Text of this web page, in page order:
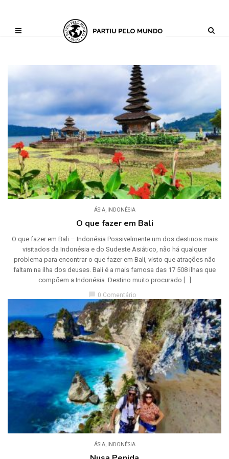
('AI_CONTENT_MARKER_NO_GET_SIDEBAR', true);
ÁSIA, INDONÉSIA
O que fazer em Bali
O que fazer em Bali – Indonésia Possivelmente um dos destinos mais
visitados da Indonésia e do Sudeste Asiático, não há qualquer
problema para encontrar o que fazer em Bali, visto que atrações não
faltam na ilha dos deuses. Bali é a mais famosa das 17 508 ilhas que
compõem a Indonésia. Destino muito procurado […]
chat_bubble 0 Comentário
ÁSIA, INDONÉSIA